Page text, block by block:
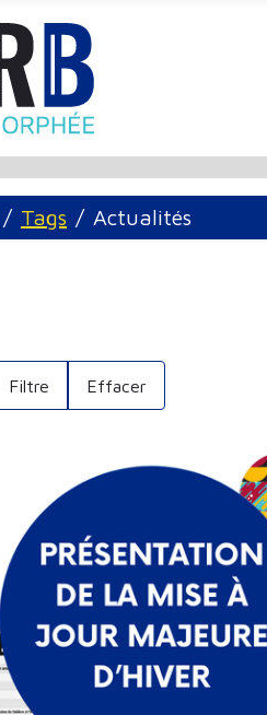
Tags Actualités
Filtre Effacer